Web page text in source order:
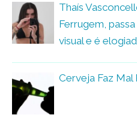
Thaís
Ferrugem,
visual e é
Cerveja Faz Mal